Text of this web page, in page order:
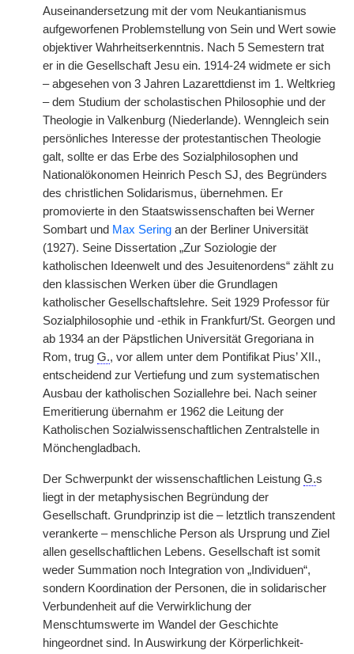
Auseinandersetzung mit der vom Neukantianismus
aufgeworfenen Problemstellung von Sein und Wert sowie
objektiver Wahrheitserkenntnis. Nach 5 Semestern trat
er in die Gesellschaft Jesu ein. 1914-24 widmete er sich
– abgesehen von 3 Jahren Lazarettdienst im 1. Weltkrieg
– dem Studium der scholastischen Philosophie und der
Theologie in Valkenburg (Niederlande). Wenngleich sein
persönliches Interesse der protestantischen Theologie
galt, sollte er das Erbe des Sozialphilosophen und
Nationalökonomen Heinrich Pesch SJ, des Begründers
des christlichen Solidarismus, übernehmen. Er
promovierte in den Staatswissenschaften bei Werner
Sombart und Max Sering an der Berliner Universität
(1927). Seine Dissertation „Zur Soziologie der
katholischen Ideenwelt und des Jesuitenordens“ zählt zu
den klassischen Werken über die Grundlagen
katholischer Gesellschaftslehre. Seit 1929 Professor für
Sozialphilosophie und -ethik in Frankfurt/St. Georgen und
ab 1934 an der Päpstlichen Universität Gregoriana in
Rom, trug G., vor allem unter dem Pontifikat Pius’ XII.,
entscheidend zur Vertiefung und zum systematischen
Ausbau der katholischen Soziallehre bei. Nach seiner
Emeritierung übernahm er 1962 die Leitung der
Katholischen Sozialwissenschaftlichen Zentralstelle in
Mönchengladbach.
Der Schwerpunkt der wissenschaftlichen Leistung G.s
liegt in der metaphysischen Begründung der
Gesellschaft. Grundprinzip ist die – letztlich transzendent
verankerte – menschliche Person als Ursprung und Ziel
allen gesellschaftlichen Lebens. Gesellschaft ist somit
weder Summation noch Integration von „Individuen“,
sondern Koordination der Personen, die in solidarischer
Verbundenheit auf die Verwirklichung der
Menschtumswerte im Wandel der Geschichte
hingeordnet sind. In Auswirkung der Körperlichkeit-